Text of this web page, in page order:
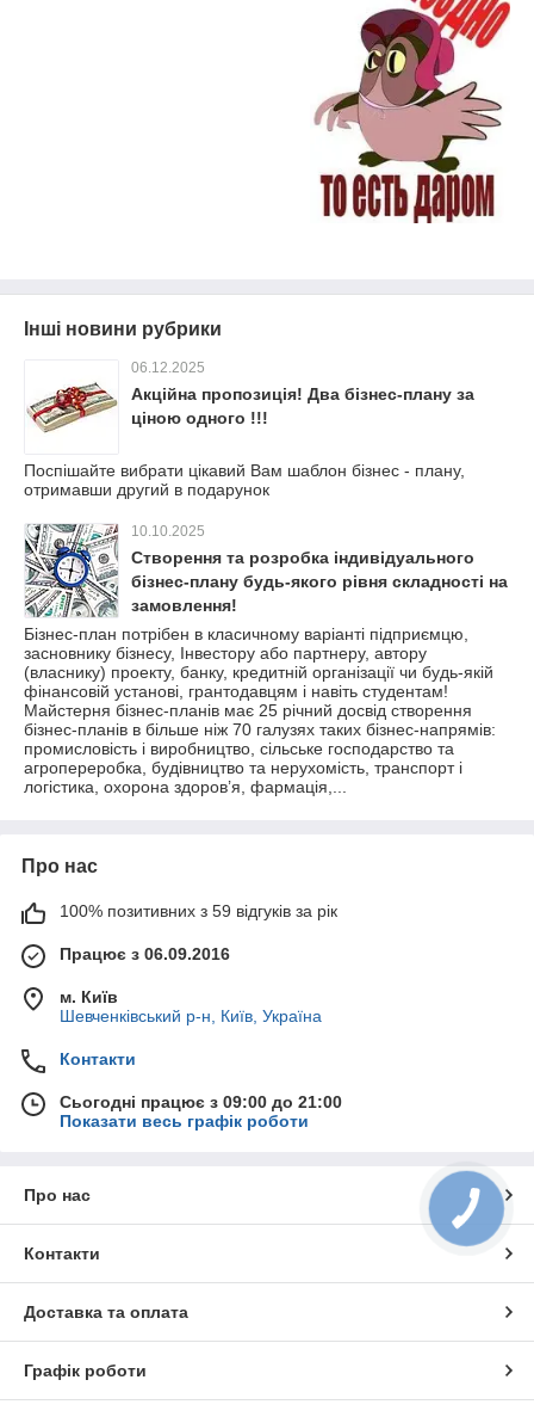
Інші новини рубрики
06.12.2025
Акційна пропозиція! Два бізнес-плану за
ціною одного !!!
Поспішайте вибрати цікавий Вам шаблон бізнес - плану,
отримавши другий в подарунок
10.10.2025
Створення та розробка індивідуального
бізнес-плану будь-якого рівня складності на
замовлення!
Бізнес-план потрібен в класичному варіанті підприємцю,
засновнику бізнесу, Інвестору або партнеру, автору
(власнику) проекту, банку, кредитній організації чи будь-якій
фінансовій установі, грантодавцям і навіть студентам!
Майстерня бізнес-планів має 25 річний досвід створення
бізнес-планів в більше ніж 70 галузях таких бізнес-напрямів:
промисловість і виробництво, сільське господарство та
агропереробка, будівництво та нерухомість, транспорт і
логістика, охорона здоров’я, фармація,...
Про нас
100% позитивних з 59 відгуків за рік
Працює з 06.09.2016
м. Київ
Шевченківський р-н, Київ, Україна
Контакти
Сьогодні працює з 09:00 до 21:00
Показати весь графік роботи
Про нас
Контакти
Доставка та оплата
Графік роботи